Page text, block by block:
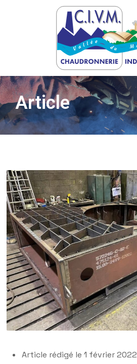
Article
Article rédigé le 1 février 2022